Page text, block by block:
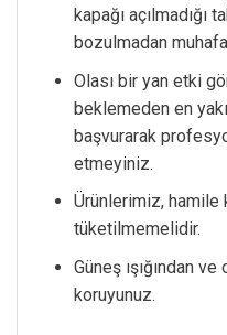
kapağı açılmadığı
bozulmadan
Olası bir yan etki
beklemeden en
başvurarak
etmeyiniz.
Ürünlerimiz, hamile
tüketilmemelidir.
Güneş ışığından
koruyunuz.